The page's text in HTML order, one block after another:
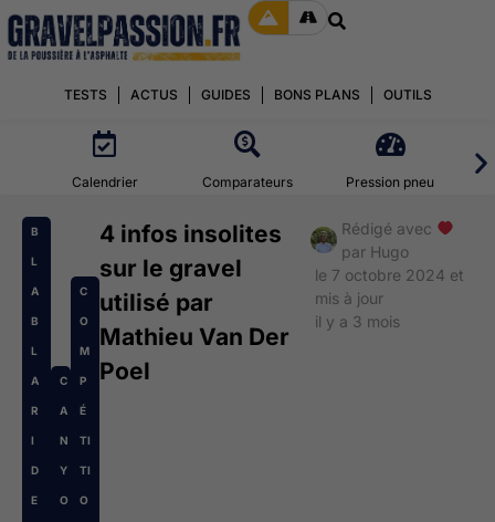
TESTS ACTUS GUIDES BONS PLANS OUTILS
Calendrier Comparateurs Pression pneu
B
L
A
B
L
A
R
I
D
E
C
A
N
Y
O
C
O
M
P
É
TI
TI
O
4 infos insolites
sur le gravel
utilisé par
Mathieu Van Der
Poel
Rédigé avec
par Hugo
le 7 octobre 2024 et
mis à jour
il y a 3 mois